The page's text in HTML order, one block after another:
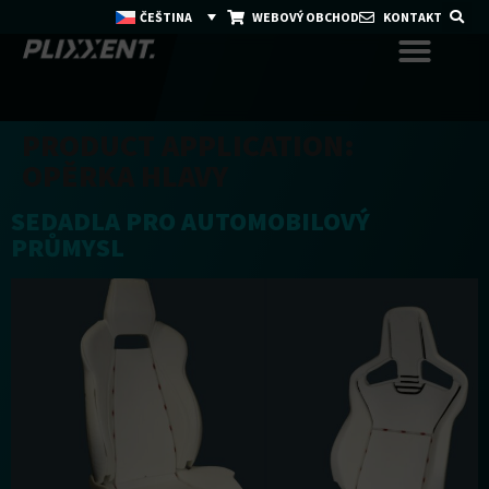
ČEŠTINA WEBOVÝ OBCHOD KONTAKT
SEDADLA PRO AUTOMOBILOVÝ